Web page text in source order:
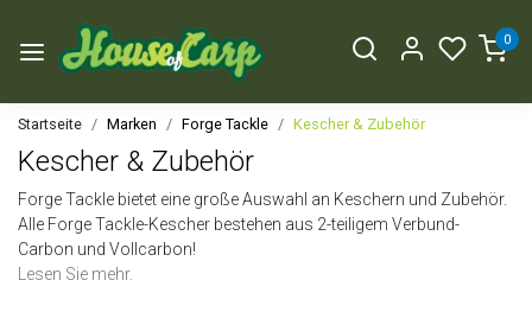
0
Startseite Marken Forge Tackle Kescher & Zubehör
Kescher & Zubehör
Forge Tackle bietet eine große Auswahl an Keschern und Zubehör.
Alle Forge Tackle-Kescher bestehen aus 2-teiligem Verbund-
Carbon und Vollcarbon!
Lesen Sie mehr.